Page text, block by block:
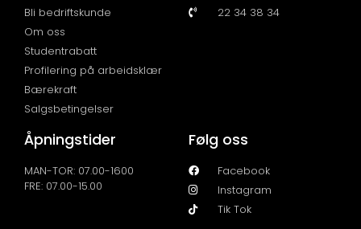
Bli bedriftskunde
Om oss
Studentrabatt
Profilering på arbeidsklær
Bærekraft
Salgsbetingelser
22 34 38 34
Åpningstider
MAN-TOR: 07.00-1600
FRE: 07.00-15.00
Følg oss
Facebook
Instagram
Tik Tok